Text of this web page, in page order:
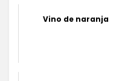
Vino de naranja